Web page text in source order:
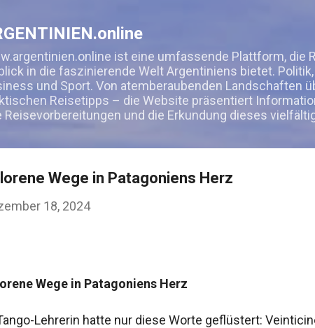
ist eine umfassende Plattform, die
in die faszinierende Welt Argentiniens bietet.
und Sport. Von atemberaubenden Landschaften
Reisetipps – die Website präsentiert
Reisevorbereitungen und die Erkundung dieses
Wege in Patagoniens Herz
18, 2024
Wege in Patagoniens Herz
Lehrerin hatte nur diese Worte geflüstert: